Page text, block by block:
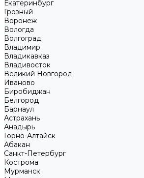
Екатеринбург
Грозный
Воронеж
Вологда
Волгоград
Владимир
Владикавказ
Владивосток
Великий Новгород
Иваново
Биробиджан
Белгород
Барнаул
Астрахань
Анадырь
Горно-Алтайск
Абакан
Санкт-Петербург
Кострома
Мурманск